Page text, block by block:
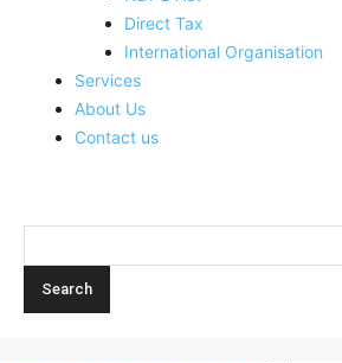
Direct Tax
International Organisation
Services
About Us
Contact us